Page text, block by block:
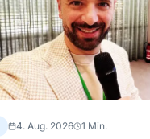
4. Aug. 2026 1 Min.